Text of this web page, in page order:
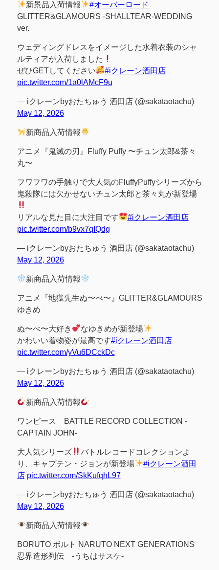
新景品入荷情報
#オーバーロード
GLITTER&GLAMOURS -SHALLTEAR-WEDDING
ver.
ウェディングドレスをイメージした水着衣装のシャ
ルティアが入荷しました
ぜひGETしてください
#iクレーン酒田店
pic.twitter.com/1a0lAMcF9u
— iクレーンbyおたちゅう 酒田店 (@sakataotachu)
May 12, 2026
新商品入荷情報
アニメ『鬼滅の刃』Fluffy Puffy 〜チュン太郎&茶々
丸〜
フワフワの手触りで大人気のFluffyPuffyシリーズから
鬼殺隊には欠かせないチュン太郎と茶々丸が新登場
リアルな見た目に大注目です
#iクレーン酒田店
pic.twitter.com/b9vx7qIQdg
— iクレーンbyおたちゅう 酒田店 (@sakataotachu)
May 12, 2026
新商品入荷情報
アニメ『地獄先生ぬ〜べ〜』GLITTER&GLAMOURS
ゆきめ
ぬ〜べ〜大好き
なゆきめが新登場
かわいい着物姿が最高です#iクレーン酒田店
pic.twitter.com/yVu6DCckDc
— iクレーンbyおたちゅう 酒田店 (@sakataotachu)
May 12, 2026
新商品入荷情報
ワンピース BATTLE RECORD COLLECTION -
CAPTAIN JOHN-
大人気シリーズ
バトルレコードコレクションよ
り、キャプテン・ジョンが新登場
#iクレーン酒田
店 pic.twitter.com/SkKufqhL97
— iクレーンbyおたちゅう 酒田店 (@sakataotachu)
May 12, 2026
新商品入荷情報
BORUTO ボルト NARUTO NEXT GENERATIONS
忍界造形列伝 -うちはサスケ-